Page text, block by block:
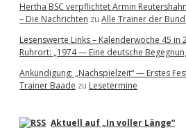
Hertha BSC verpflichtet Armin
– Die Nachrichten zu Alle Trainer der
Lesenswerte Links – Kalenderwoche 45 in
Ruhrort: „1974 — Eine deutsche
Ankündigung: „Nachspielzeit“ — Erstes
Trainer Baade zu Lesetermine
Aktuell auf „In voller Länge“